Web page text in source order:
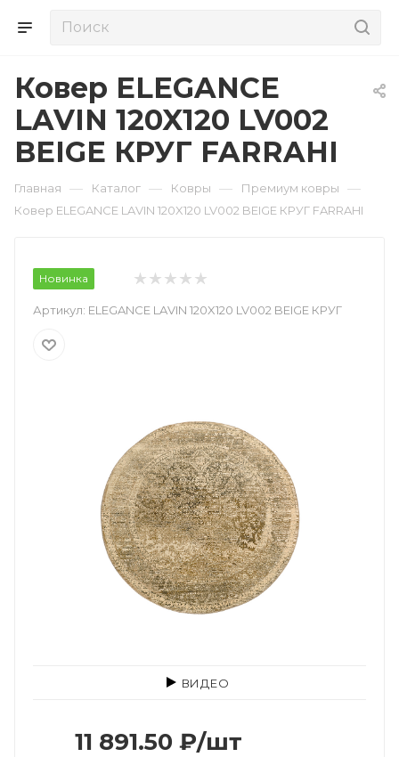
Ковер ELEGANCE
LAVIN 120X120 LV002
BEIGE КРУГ FARRAHI
Главная — Каталог — Ковры — Премиум ковры —
Ковер ELEGANCE LAVIN 120X120 LV002 BEIGE КРУГ FARRAHI
Новинка
Артикул: ELEGANCE LAVIN 120X120 LV002 BEIGE КРУГ
ВИДЕО
11 891.50 ₽/шт